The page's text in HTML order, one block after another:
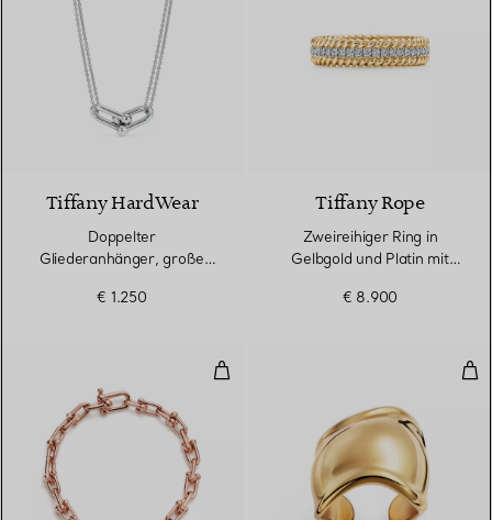
Tiffany HardWear
Doppelter
Gliederanhänger, große
€ 1.250
Tiffany Rope
Zweireihiger Ring in
Gelbgold und Platin mit
€ 8.900
Kleines Gliederarmband in